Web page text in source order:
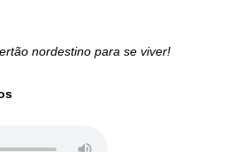
nordestino para se viver!